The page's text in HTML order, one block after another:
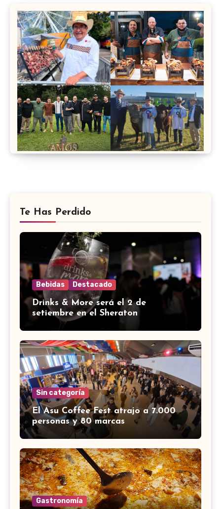
Te Has Perdido
Bebidas Destacado
Drinks & More será el 2 de
setiembre en el Sheraton
Sin categoría
El Asu Coffee Fest atrajo a 7.000
personas y 80 marcas
Gastronomía